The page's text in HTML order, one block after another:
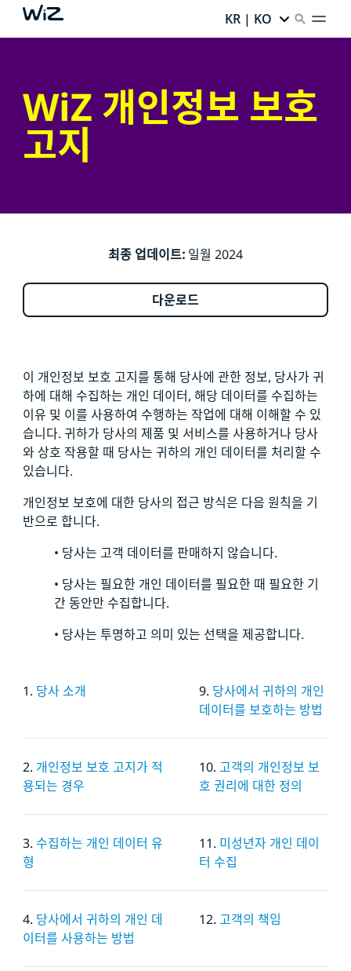
KR | KO
WiZ 개인정보 보호
고지
최종 업데이트: 일월 2024
다운로드
이 개인정보 보호 고지를 통해 당사에 관한 정보, 당사가 귀
하에 대해 수집하는 개인 데이터, 해당 데이터를 수집하는
이유 및 이를 사용하여 수행하는 작업에 대해 이해할 수 있
습니다. 귀하가 당사의 제품 및 서비스를 사용하거나 당사
와 상호 작용할 때 당사는 귀하의 개인 데이터를 처리할 수
있습니다.
개인정보 보호에 대한 당사의 접근 방식은 다음 원칙을 기
반으로 합니다.
• 당사는 고객 데이터를 판매하지 않습니다.
• 당사는 필요한 개인 데이터를 필요한 때 필요한 기
간 동안만 수집합니다.
• 당사는 투명하고 의미 있는 선택을 제공합니다.
1. 당사 소개 9. 당사에서 귀하의 개인
데이터를 보호하는 방법
2. 개인정보 보호 고지가 적
용되는 경우
10. 고객의 개인정보 보
호 권리에 대한 정의
3. 수집하는 개인 데이터 유
형
11. 미성년자 개인 데이
터 수집
4. 당사에서 귀하의 개인 데
이터를 사용하는 방법
12. 고객의 책임